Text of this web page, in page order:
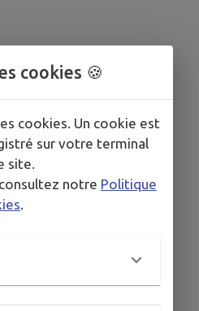
cookies 🍪
cookies. Un cookie est
sur votre terminal
site.
notre Politique
.